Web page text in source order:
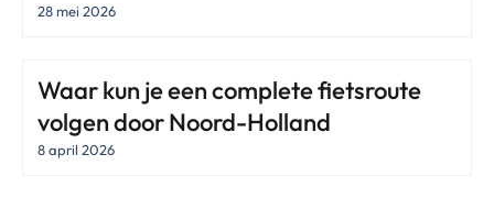
28 mei 2026
Waar kun je een complete fietsroute
volgen door Noord-Holland
8 april 2026